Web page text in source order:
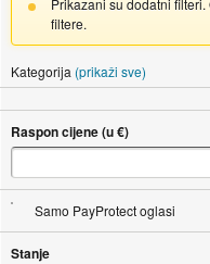
Prikazani su dodatni
filtere.
Kategorija (prikaži sve)
Raspon cijene (u €)
Samo PayProtect oglasi
Stanje